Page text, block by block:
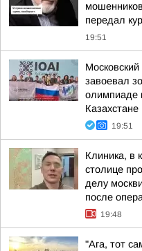
передал
19:51
завоевал
олимпиаде
Казахстане
19:51
Клиника, в
столице
делу
после
19:48
"Ага, тот